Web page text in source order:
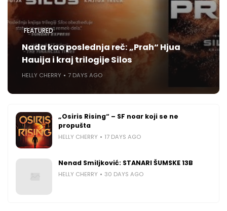
FEATURED
Nada kao poslednja reč: „Prah“ Hjua
Hauija i kraj trilogije Silos
HELLY CHERRY 7 DAYS AGO
„Osiris Rising“ – SF noar koji se ne
propušta
HELLY CHERRY 17 DAYS AGO
Nenad Smiljković: STANARI ŠUMSKE 13B
HELLY CHERRY 30 DAYS AGO